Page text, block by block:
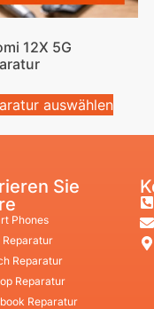
12X 5G
auswählen
Sie
Phones
Reparatur
Reparatur
Reparatur
Reparatur